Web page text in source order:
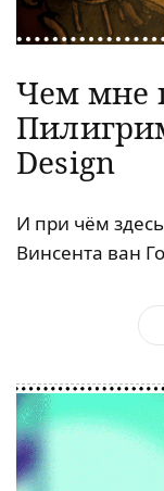
Чем мне
Design
И при чём
Винсента ван